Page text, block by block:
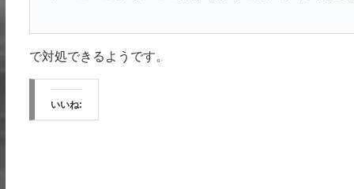
で対処できるようです。
いいね: